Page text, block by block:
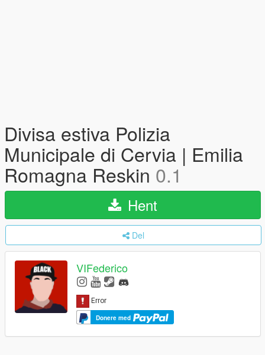
Divisa estiva Polizia
Municipale di Cervia | Emilia
Romagna Reskin 0.1
Hent
Del
VIFederico
Donere med